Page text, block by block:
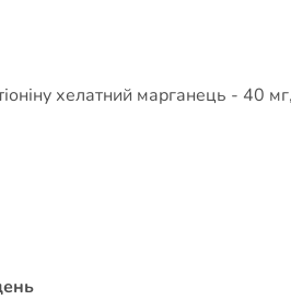
хелатний марганець - 40